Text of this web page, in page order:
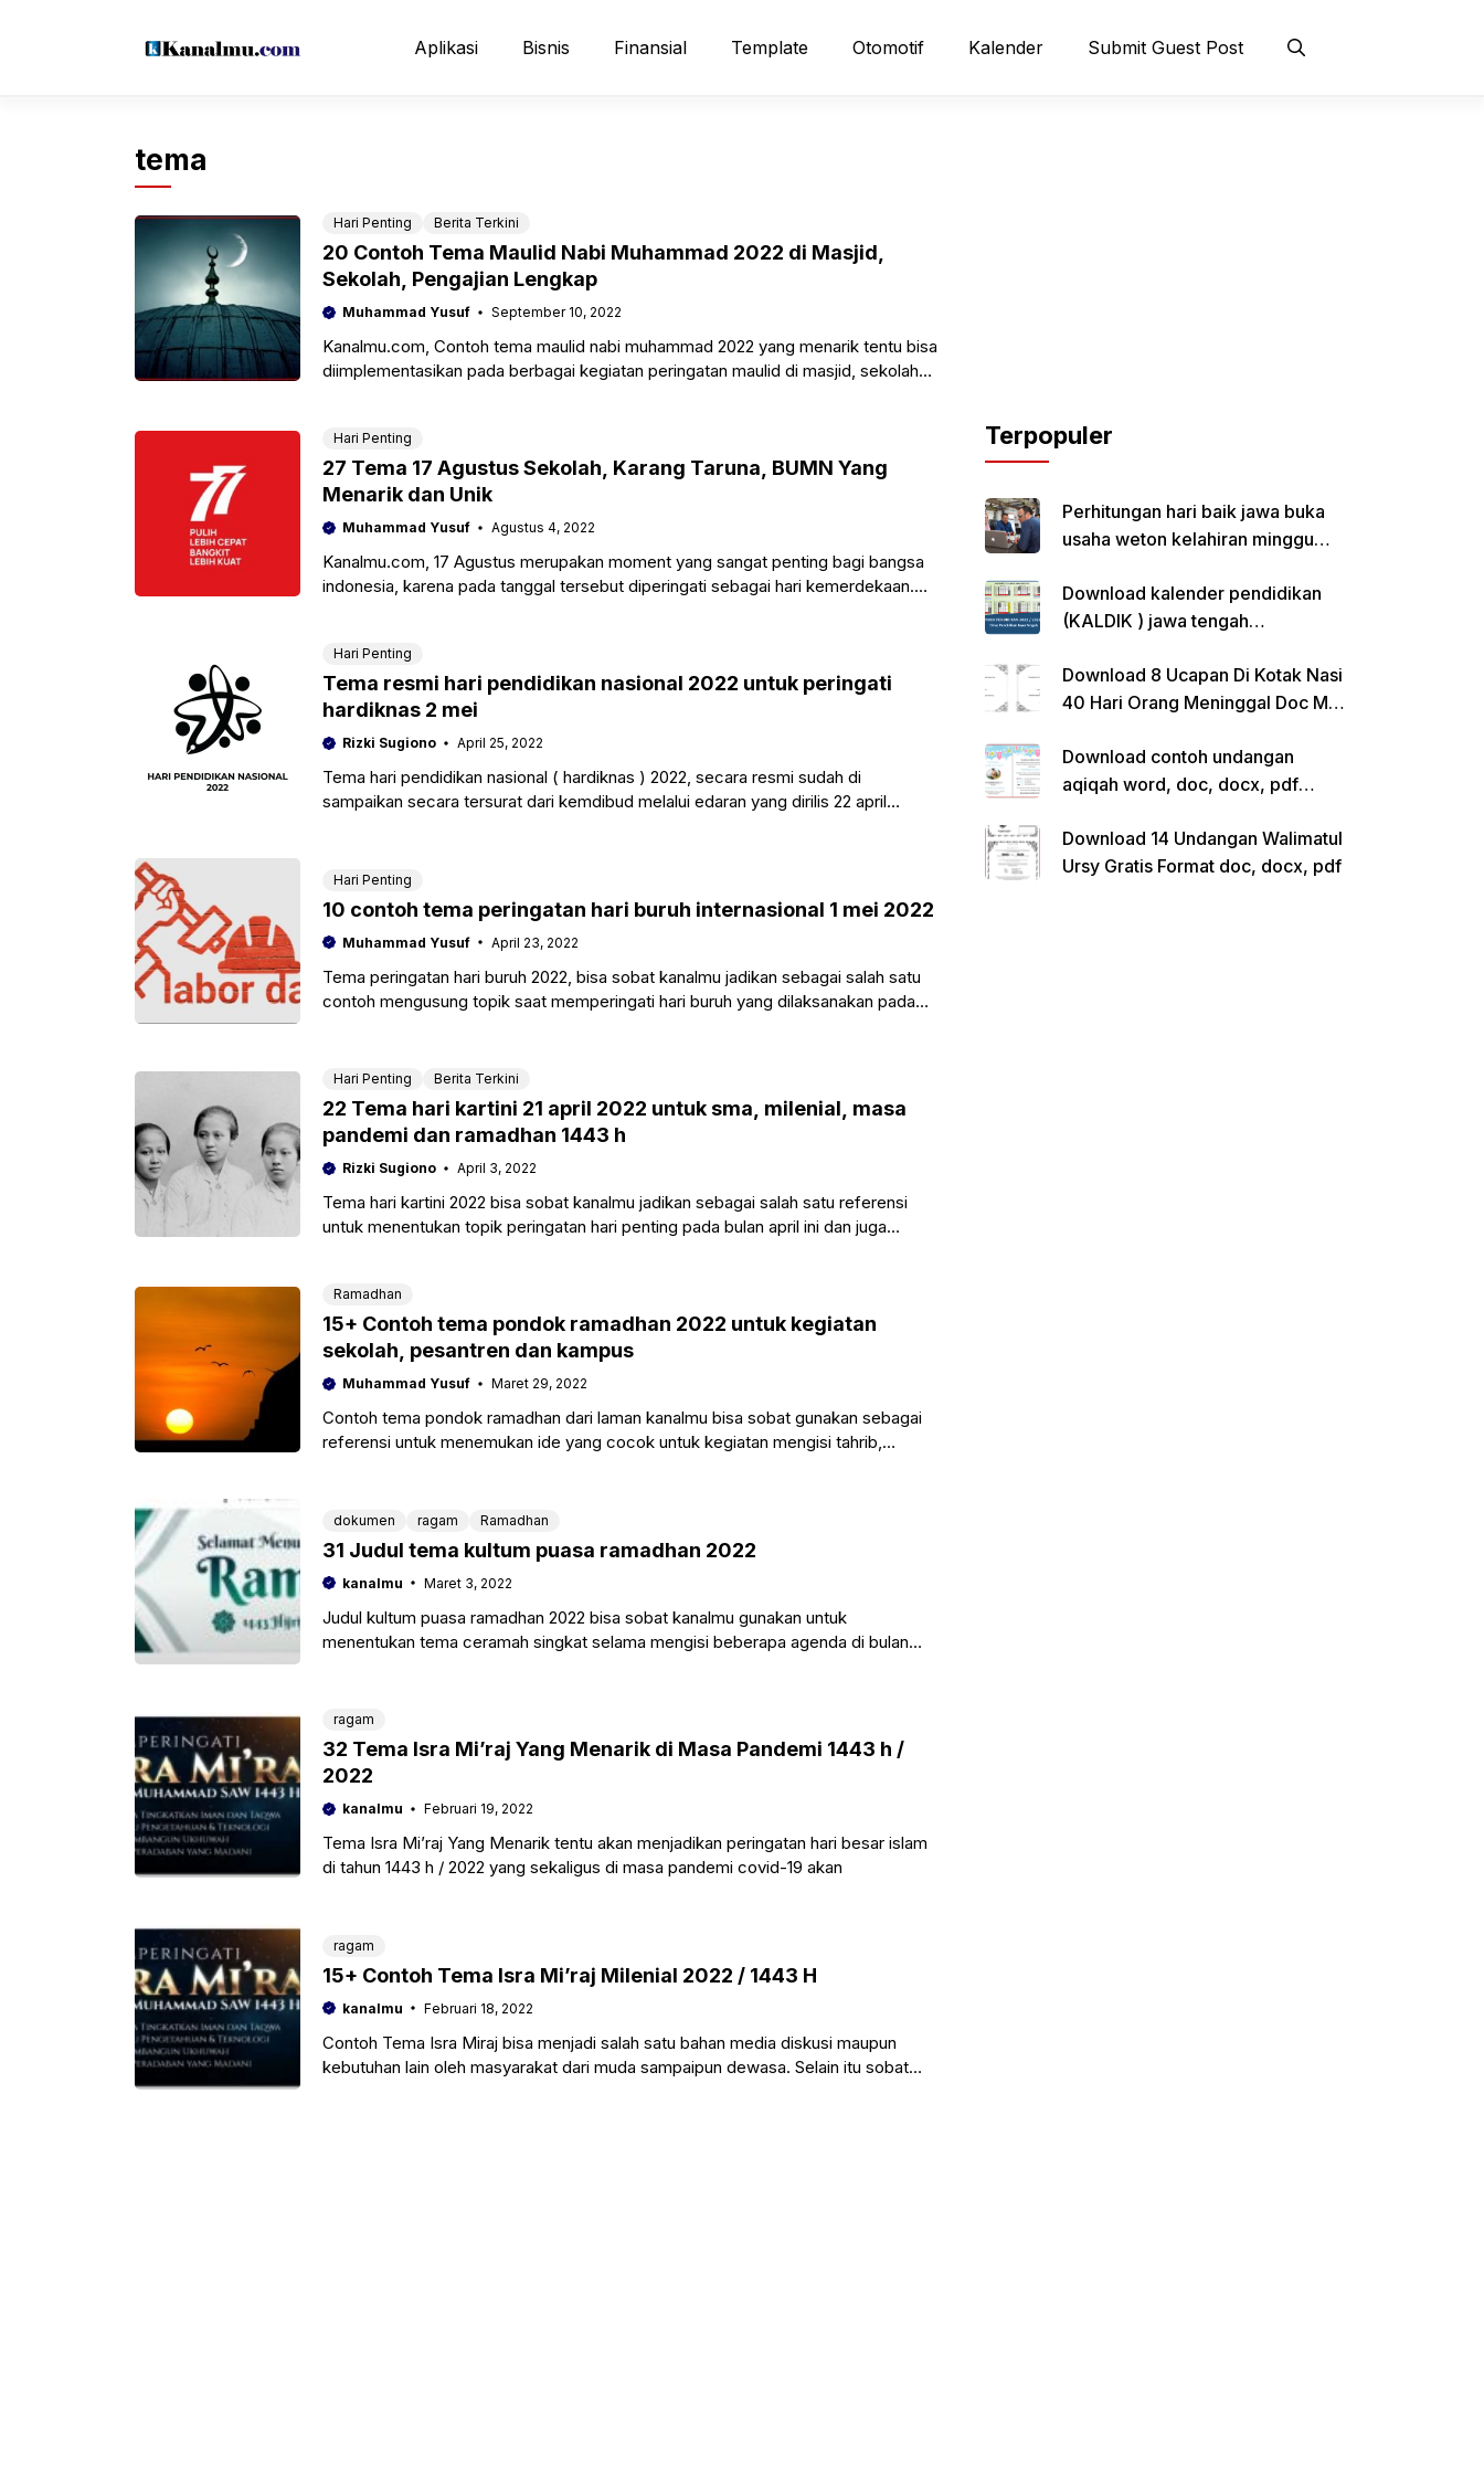
Aplikasi Bisnis Finansial Template Otomotif Kalender Submit Guest Post
tema
Hari Penting Berita Terkini
20 Contoh Tema Maulid Nabi Muhammad 2022 di Masjid,
Sekolah, Pengajian Lengkap
Muhammad Yusuf September 10, 2022
Kanalmu.com, Contoh tema maulid nabi muhammad 2022 yang menarik tentu bisa
diimplementasikan pada berbagai kegiatan peringatan maulid di masjid, sekolah
Hari Penting
27 Tema 17 Agustus Sekolah, Karang Taruna, BUMN Yang
Menarik dan Unik
Muhammad Yusuf Agustus 4, 2022
Kanalmu.com, 17 Agustus merupakan moment yang sangat penting bagi bangsa
indonesia, karena pada tanggal tersebut diperingati sebagai hari kemerdekaan.
Hari Penting
Tema resmi hari pendidikan nasional 2022 untuk peringati
hardiknas 2 mei
Rizki Sugiono April 25, 2022
Tema hari pendidikan nasional ( hardiknas ) 2022, secara resmi sudah di
sampaikan secara tersurat dari kemdibud melalui edaran yang dirilis 22 april
Hari Penting
10 contoh tema peringatan hari buruh internasional 1 mei 2022
Muhammad Yusuf April 23, 2022
Tema peringatan hari buruh 2022, bisa sobat kanalmu jadikan sebagai salah satu
contoh mengusung topik saat memperingati hari buruh yang dilaksanakan pada
Hari Penting Berita Terkini
22 Tema hari kartini 21 april 2022 untuk sma, milenial, masa
pandemi dan ramadhan 1443 h
Rizki Sugiono April 3, 2022
Tema hari kartini 2022 bisa sobat kanalmu jadikan sebagai salah satu referensi
untuk menentukan topik peringatan hari penting pada bulan april ini dan juga
Ramadhan
15+ Contoh tema pondok ramadhan 2022 untuk kegiatan
sekolah, pesantren dan kampus
Muhammad Yusuf Maret 29, 2022
Contoh tema pondok ramadhan dari laman kanalmu bisa sobat gunakan sebagai
referensi untuk menemukan ide yang cocok untuk kegiatan mengisi tahrib,
dokumen ragam Ramadhan
31 Judul tema kultum puasa ramadhan 2022
kanalmu Maret 3, 2022
Judul kultum puasa ramadhan 2022 bisa sobat kanalmu gunakan untuk
menentukan tema ceramah singkat selama mengisi beberapa agenda di bulan
ragam
32 Tema Isra Mi’raj Yang Menarik di Masa Pandemi 1443 h /
2022
kanalmu Februari 19, 2022
Tema Isra Mi’raj Yang Menarik tentu akan menjadikan peringatan hari besar islam
di tahun 1443 h / 2022 yang sekaligus di masa pandemi covid-19 akan
ragam
15+ Contoh Tema Isra Mi’raj Milenial 2022 / 1443 H
kanalmu Februari 18, 2022
Contoh Tema Isra Miraj bisa menjadi salah satu bahan media diskusi maupun
kebutuhan lain oleh masyarakat dari muda sampaipun dewasa. Selain itu sobat
Terpopuler
Perhitungan hari baik jawa buka
usaha weton kelahiran minggu
Download kalender pendidikan
(KALDIK ) jawa tengah
Download 8 Ucapan Di Kotak Nasi
40 Hari Orang Meninggal Doc Ms.
Download contoh undangan
aqiqah word, doc, docx, pdf
Download 14 Undangan Walimatul
Ursy Gratis Format doc, docx, pdf